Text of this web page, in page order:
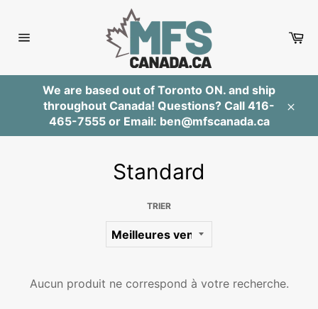
contenu
We are based out of Toronto ON. and ship
throughout Canada! Questions? Call 416-
465-7555 or Email: ben@mfscanada.ca
Standard
TRIER
Aucun produit ne correspond à votre recherche.